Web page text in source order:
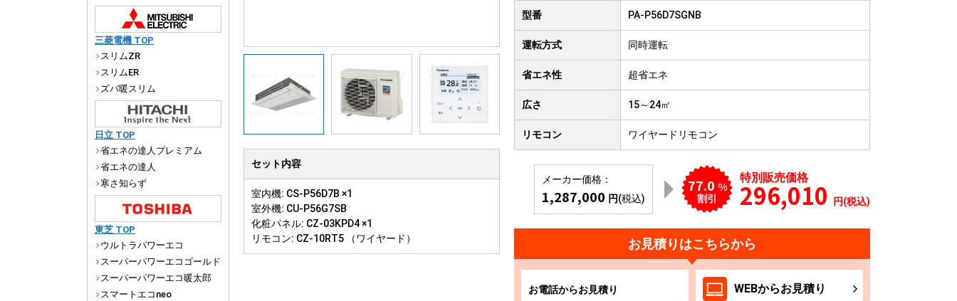
セット内容
室内機: CS-P56D7B ×1
室外機: CU-P56G7SB
化粧パネル: CZ-03KPD4 ×1
リモコン: CZ-10RT5 （ワイヤード）
型番 PA-P56D7SGNB
運転方式 同時運転
省エネ性 超省エネ
広さ 15～24㎡
リモコン ワイヤードリモコン
メーカー価格：
1,287,000 円(税込)
77.0 %
割引
特別販売価格
296,010 円(税込)
お見積りはこちらから
お電話からお見積り WEBからお見積り
三菱電機 TOP
スリムZR
スリムER
ズバ暖スリム
日立 TOP
省エネの達人プレミアム
省エネの達人
寒さ知らず
東芝 TOP
ウルトラパワーエコ
スーパーパワーエコゴールド
スーパーパワーエコ暖太郎
スマートエコneo